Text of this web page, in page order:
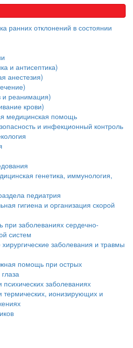
ранних отклонений в состоянии
и антисептика)
анестезия)
и реанимация)
крови)
медицинская помощь
и инфекционный контроль
генетика, иммунология,
педиатрия
гигиена и организация скорой
заболеваниях сердечно-
систем
заболевания и травмы
помощь при острых
заболеваниях
ионизирующих и